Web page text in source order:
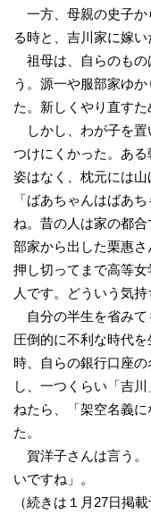
一方、母親の史子か
る時と、吉川家に嫁い
祖母は、自らのもの
う。源一や服部家ゆ
た。新しくやり直すた
しかし、わが子を置
つけにくかった。あ
姿はなく、枕元には山
「ばあちゃんはばあ
ね。昔の人は家の都
部家から出した栗惠
押し切ってまで高等
人です。どういう気持
自分の半生を省みて
圧倒的に不利な時代
時、自らの銀行口座
し、一つくらい「吉
ねたら、「架空名義
た。
賀洋子さんは言う。
いですね」。
（続きは１月27日掲